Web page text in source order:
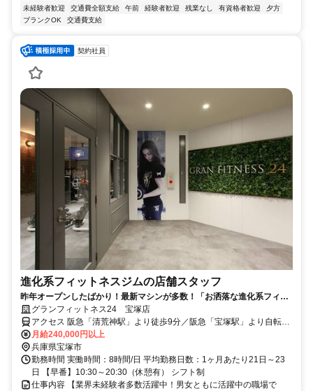
未経験者歓迎
交通費全額支給 午前 経験者歓迎 残業なし 有資格者歓迎
夕方
ブランクOK
交通費支給
契約社員
進化系フィットネスジムの店舗スタッフ
昨年オープンしたばかり！最新マシンが多数！「お洒落な進化系フィッ
トネスジム」で社員募集！未経験歓迎！
グランフィットネス24 宝塚店
アクセス 阪急「清荒神駅」より徒歩9分／阪急「宝塚駅」より自転車
で5分
月給240,000円以上
兵庫県宝塚市
勤務時間 実働時間：8時間/日 平均勤務日数：1ヶ月あたり21日～23
日 【早番】10:30～20:30（休憩有） シフト制
仕事内容 【業界未経験者多数活躍中！男女ともに活躍中の職場で